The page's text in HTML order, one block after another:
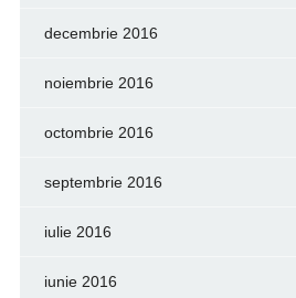
decembrie 2016
noiembrie 2016
octombrie 2016
septembrie 2016
iulie 2016
iunie 2016